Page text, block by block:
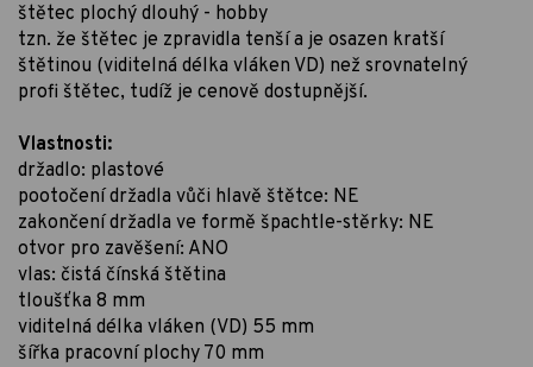
štětec plochý dlouhý - hobby
tzn. že štětec je zpravidla tenší a je osazen kratší
štětinou (viditelná délka vláken VD) než srovnatelný
profi štětec, tudíž je cenově dostupnější.
Vlastnosti:
držadlo: plastové
pootočení držadla vůči hlavě štětce: NE
zakončení držadla ve formě špachtle-stěrky: NE
otvor pro zavěšení: ANO
vlas: čistá čínská štětina
tloušťka 8 mm
viditelná délka vláken (VD) 55 mm
šířka pracovní plochy 70 mm